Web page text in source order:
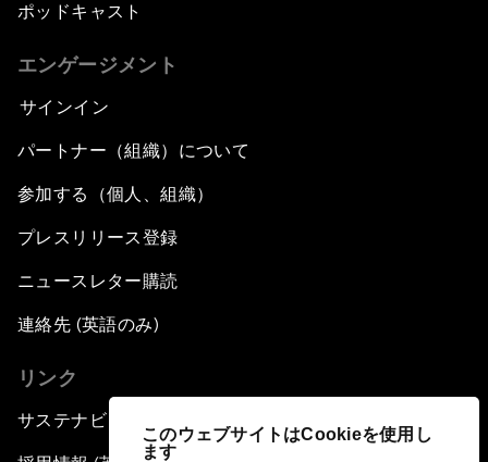
このウェブサイトはCookieを使用し
ます
ポッドキャスト
エンゲージメント
サインイン
パートナー（組織）について
参加する（個人、組織）
プレスリリース登録
ニュースレター購読
連絡先 (英語のみ)
リンク
サステナビリティへの取り組み